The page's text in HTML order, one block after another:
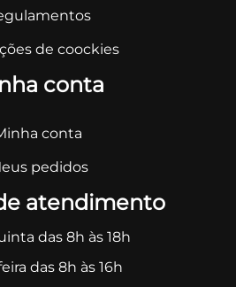
de coockies
conta
conta
pedidos
atendimento
das 8h às 18h
das 8h às 16h